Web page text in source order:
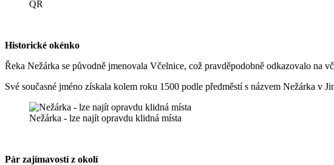
QR
Historické okénko
Řeka Nežárka se původně jmenovala Včelnice, což pravděpodobně odkazovalo na
Své současné jméno získala kolem roku 1500 podle předměstí s názvem Nežárka v
Nežárka - lze najít opravdu klidná místa
Pár zajímavostí z okolí